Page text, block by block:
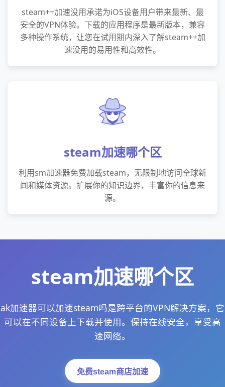
steam++加速没用承诺为iOS设备用户带来最新、最
安全的VPN体验。下载的应用程序是最新版本，兼容
多种操作系统，让您在试用期内深入了解steam++加
速没用的易用性和高效性。
steam加速哪个区
利用sm加速器免费加载steam，无限制地访问全球新
闻和媒体资源。扩展你的知识边界，丰富你的信息来
源。
steam加速哪个区
ak加速器可以加速steam吗是跨平台的VPN解决方案，它
可以在不同设备上下载并使用。保持在线安全，享受高
速网络。
免费steam商店加速